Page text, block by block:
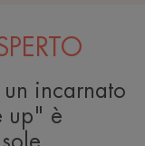
incarnato
up" è